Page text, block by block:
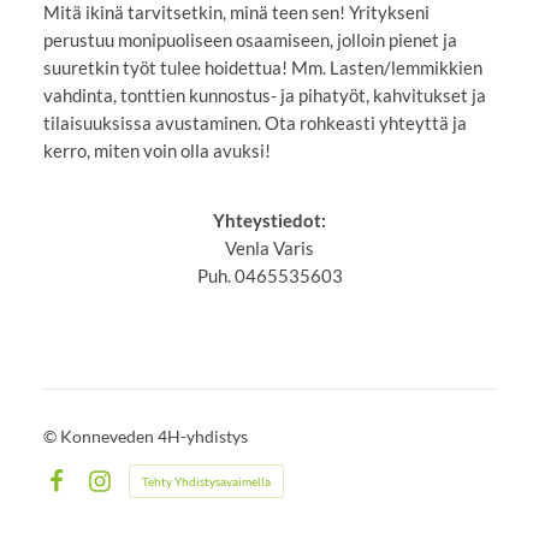
Mitä ikinä tarvitsetkin, minä teen sen! Yritykseni
perustuu monipuoliseen osaamiseen, jolloin pienet ja
suuretkin työt tulee hoidettua! Mm. Lasten/lemmikkien
vahdinta, tonttien kunnostus- ja pihatyöt, kahvitukset ja
tilaisuuksissa avustaminen. Ota rohkeasti yhteyttä ja
kerro, miten voin olla avuksi!
Yhteystiedot:
Venla Varis
Puh. 0465535603
© Konneveden 4H-yhdistys
Instagram
Tehty Yhdistysavaimella